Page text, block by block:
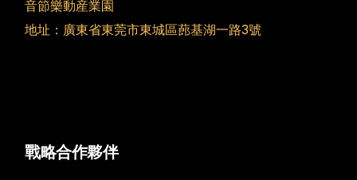
音節樂動産業園
地址：廣東省東莞市東城區蓢基湖一路3號
戰略合作夥伴